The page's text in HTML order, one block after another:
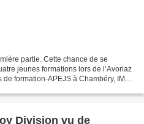
partie. Cette chance de se
jeunes formations lors de l’Avoriaz
formation-APEJS à Chambéry, IMFP
Division vu de